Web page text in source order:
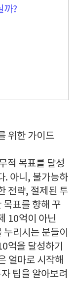
까?
위한 가이드
적 목표를 달성
. 아니, 불가능하
전략, 절제된 투
목표를 향해 꾸
10억이 아닌
리시는 분들이
억을 달성하기
얼마로 시작해
팁을 알아보려